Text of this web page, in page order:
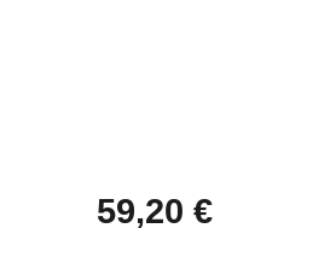
59,20 €